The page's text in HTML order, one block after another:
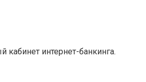
кабинет интернет-банкинга.